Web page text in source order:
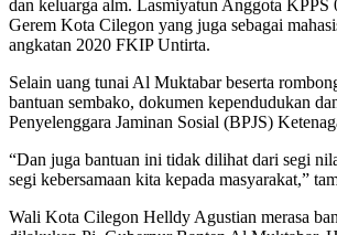
dan keluarga alm. Lasmiyatun Anggota KPPS
Gerem Kota Cilegon yang juga sebagai
angkatan 2020 FKIP Untirta.
Selain uang tunai Al Muktabar beserta
bantuan sembako, dokumen kependudukan
Penyelenggara Jaminan Sosial (BPJS)
“Dan juga bantuan ini tidak dilihat dari segi
segi kebersamaan kita kepada masyarakat,”
Wali Kota Cilegon Helldy Agustian merasa